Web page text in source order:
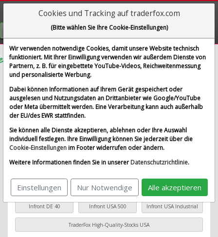
Visualizations
GRATIS REGISTRIEREN
COLRUYTSparplan-
Simulator
Startkapital monatlicher Sparbetrag
Startdatum wählen
Basiswert wählen
Beliebte Basiswerte
Infront DE 40 Infront USA 500 Infront USA Industrial
TraderFox High-Quality-Stocks USA
Cookies und Tracking auf traderfox.com
(Bitte wählen Sie Ihre Cookie-Einstellungen)
Wir verwenden notwendige Cookies, damit unsere Website technisch
funktioniert. Mit Ihrer Einwilligung verwenden wir außerdem Dienste von
Partnern, z. B. für eingebettete YouTube-Videos, Reichweitenmessung
und personalisierte Werbung.
Dabei können Informationen auf Ihrem Gerät gespeichert oder
ausgelesen und Nutzungsdaten an Drittanbieter wie Google/YouTube
oder Meta übermittelt werden. Eine Verarbeitung kann auch außerhalb
der EU/des EWR stattfinden.
Sie können alle Dienste akzeptieren, ablehnen oder Ihre Auswahl
individuell festlegen. Ihre Einwilligung können Sie jederzeit über die
Cookie-Einstellungenim Footer widerrufen oder ändern.
Weitere Informationen finden Sie in unserer Datenschutzrichtlinie.
Einstellungen Nur Notwendige Alle akzeptieren